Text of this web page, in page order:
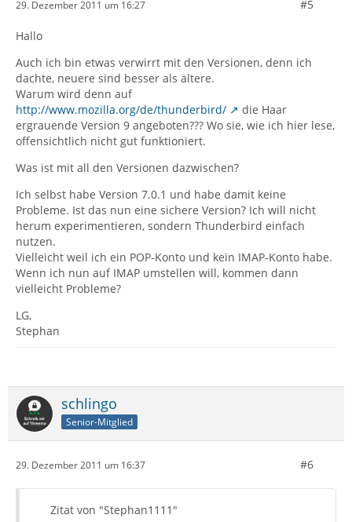
29. Dezember 2011 um 16:27 #5
Hallo
Auch ich bin etwas verwirrt mit den Versionen, denn ich
dachte, neuere sind besser als ältere.
Warum wird denn auf
http://www.mozilla.org/de/thunderbird/
die Haar
ergrauende Version 9 angeboten??? Wo sie, wie ich hier lese,
offensichtlich nicht gut funktioniert.
Was ist mit all den Versionen dazwischen?
Ich selbst habe Version 7.0.1 und habe damit keine
Probleme. Ist das nun eine sichere Version? Ich will nicht
herum experimentieren, sondern Thunderbird einfach
nutzen.
Vielleicht weil ich ein POP-Konto und kein IMAP-Konto habe.
Wenn ich nun auf IMAP umstellen will, kommen dann
vielleicht Probleme?
LG,
Stephan
schlingo
Senior-Mitglied
29. Dezember 2011 um 16:37 #6
Zitat von "Stephan1111"